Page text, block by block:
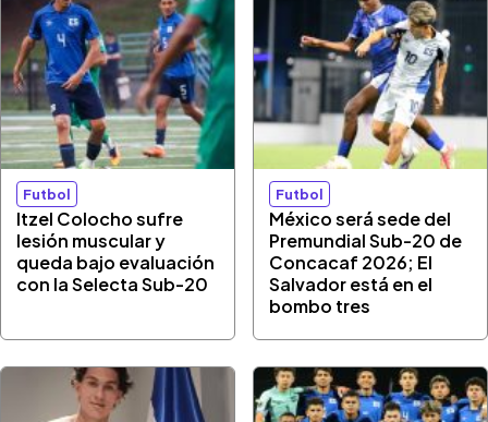
Futbol
Itzel Colocho sufre
lesión muscular y
queda bajo evaluación
con la Selecta Sub-20
Futbol
México será sede del
Premundial Sub-20 de
Concacaf 2026; El
Salvador está en el
bombo tres